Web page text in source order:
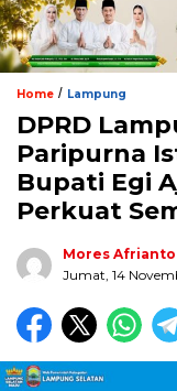
Home / Lampung
DPRD
Paripurna
Bupati Egi
Perkuat
Mores Afrianto
Jumat, 14